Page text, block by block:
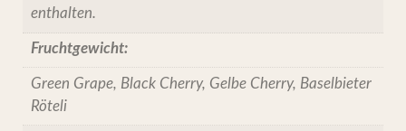
enthalten.
Fruchtgewicht:
Green Grape, Black Cherry, Gelbe Cherry, Baselbieter
Röteli